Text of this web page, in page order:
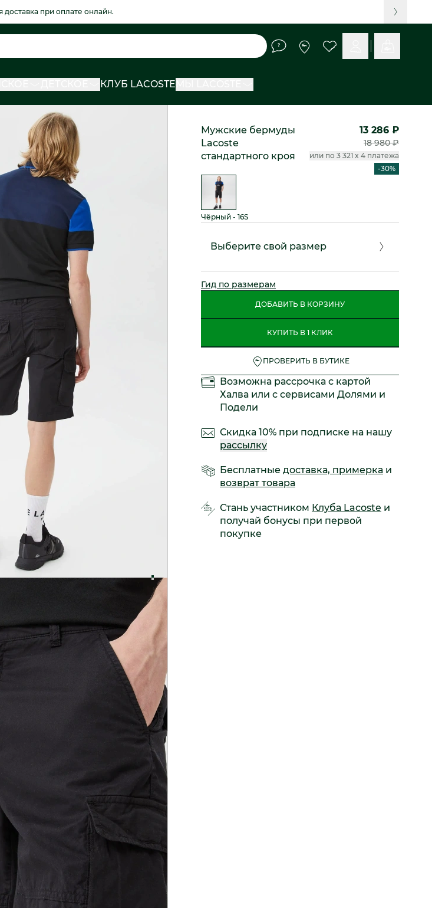
доставка при оплате онлайн.
КЛУБ LACOSTE
Мужские бермуды
Lacoste
стандартного кроя
13 286 ₽
18 980 ₽
или по 3 321 x 4 платежа
-30%
Чёрный - 16S
Выберите свой размер
Гид по размерам
ДОБАВИТЬ В КОРЗИНУ
КУПИТЬ В 1 КЛИК
ПРОВЕРИТЬ В БУТИКЕ
Возможна рассрочка с картой
Халва или с сервисами Долями и
Подели
Скидка 10% при подписке на нашу
рассылку
Бесплатные доставка, примерка и
возврат товара
Стань участником Клуба Lacoste и
получай бонусы при первой
покупке